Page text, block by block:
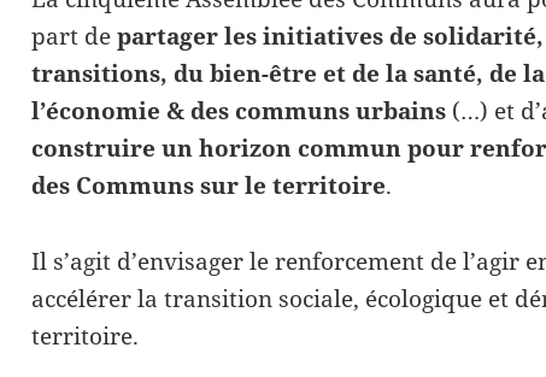
part departager les initiatives de
transitions, du bien-être et de la santé, de
l’économie & des communs urbains (…) et
construire un horizon commun pour
des Communs sur le territoire.
Il s’agit d’envisager le renforcement de l’agir
accélérer la transition sociale, écologique et
territoire.